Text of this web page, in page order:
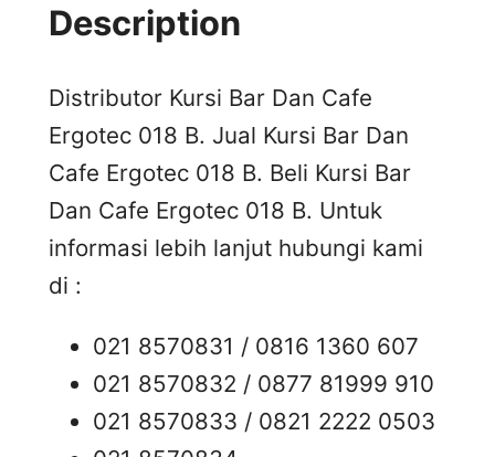
Description
Distributor Kursi Bar Dan Cafe
Ergotec 018 B. Jual Kursi Bar Dan
Cafe Ergotec 018 B. Beli Kursi Bar
Dan Cafe Ergotec 018 B. Untuk
informasi lebih lanjut hubungi kami
di :
021 8570831 / 0816 1360 607
021 8570832 / 0877 81999 910
021 8570833 / 0821 2222 0503